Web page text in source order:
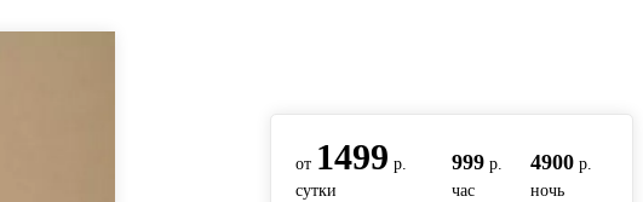
от 1499 р.
сутки
999 р.
час
4900р.
ночь